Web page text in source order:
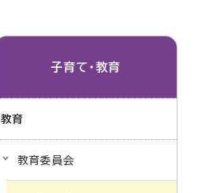
子育て・教育
教育
教育委員会